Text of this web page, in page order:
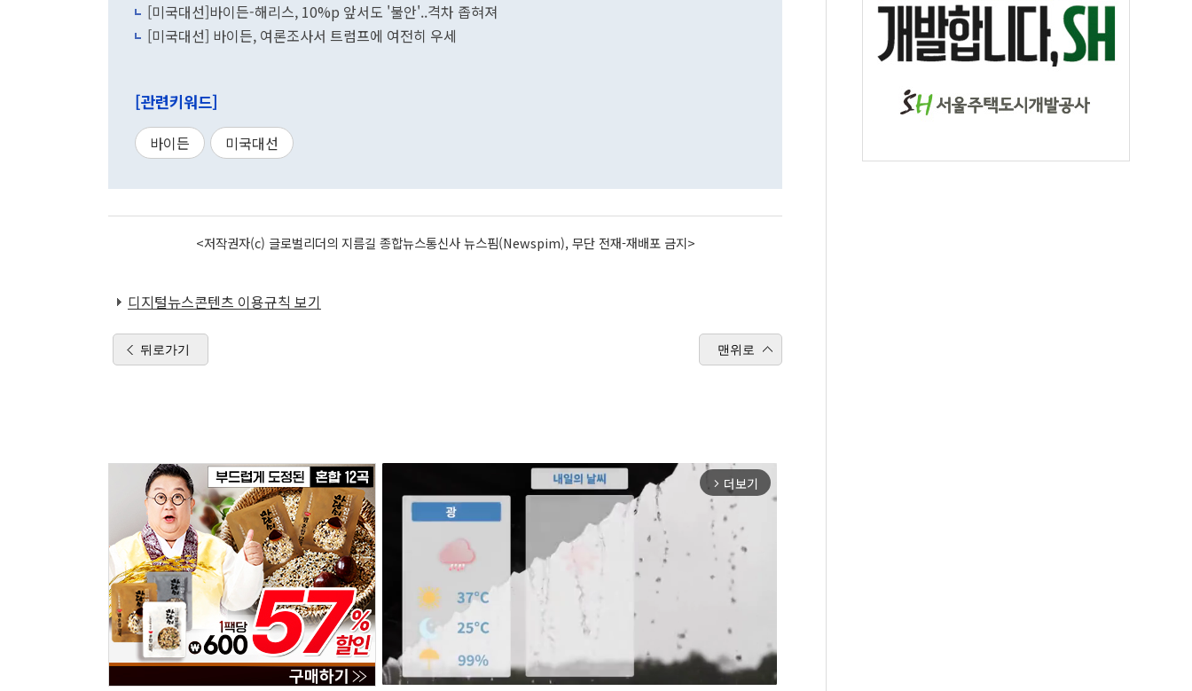
[미국대선]바이든-해리스, 10%p 앞서도 '불안'..격차 좁혀져
[미국대선] 바이든, 여론조사서 트럼프에 여전히 우세
[관련키워드]
바이든 미국대선
<저작권자(c) 글로벌리더의 지름길 종합뉴스통신사 뉴스핌(Newspim), 무단 전재-재배포 금지>
디지털뉴스콘텐츠 이용규칙 보기
뒤로가기 맨위로
arrow_forward_ios 더보기